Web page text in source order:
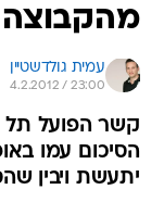
מהקבוצה 5.5 מיליון
עמית גולדשטיין
4.2.2012 / 23:00
קשר הפועל תל
הסיכום עמו
יתעשת ויבין